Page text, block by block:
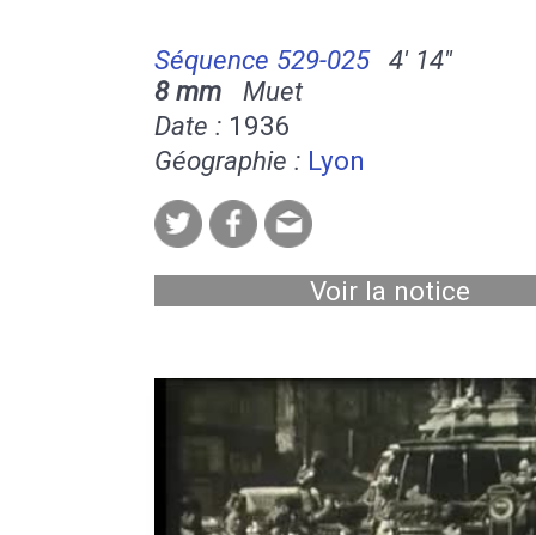
Séquence 529-025
4' 14''
8 mm Muet
Date : 1936
Géographie : Lyon
Voir la notice